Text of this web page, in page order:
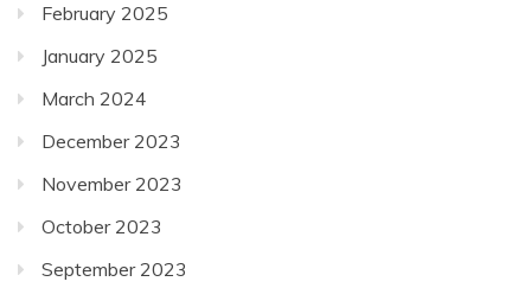
February 2025
January 2025
March 2024
December 2023
November 2023
October 2023
September 2023